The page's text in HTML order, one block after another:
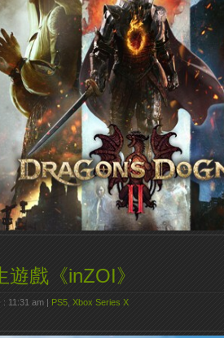
戲《inZOI》
11:31 am | PS5 Xbox Series X